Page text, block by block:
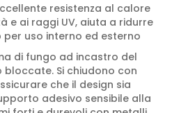
resistenza al calore
e ai raggi UV, aiuta a ridurre
uso interno ed esterno
di fungo ad incastro del
bloccate. Si chiudono con
che il design sia
adesivo sensibile alla